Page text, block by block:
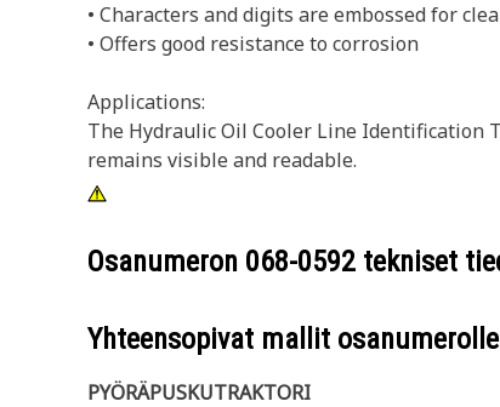
• Characters and digits are embossed for
• Offers good resistance to corrosion
Applications:
The Hydraulic Oil Cooler Line Identification
remains visible and readable.
Osanumeron 068-0592 tekniset
Yhteensopivat mallit osanumerolle
PYÖRÄPUSKUTRAKTORI